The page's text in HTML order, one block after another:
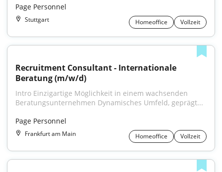
Page Personnel
Stuttgart Homeoffice Vollzeit
Recruitment Consultant - Internationale
Beratung (m/w/d)
Intro Einzigartige Möglichkeit in einem wachsenden
Beratungsunternehmen Dynamisches Umfeld, geprägt...
Page Personnel
Frankfurt am Main Homeoffice Vollzeit